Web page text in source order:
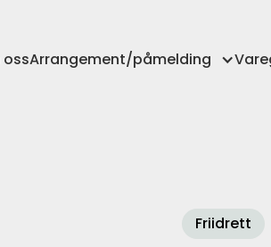
ossArrangement/påmelding
Friidrett